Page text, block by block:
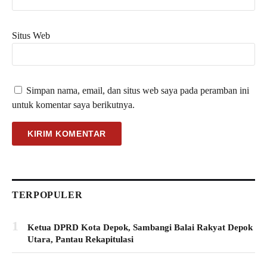
Situs Web
Simpan nama, email, dan situs web saya pada peramban ini
untuk komentar saya berikutnya.
TERPOPULER
1
Ketua DPRD Kota Depok, Sambangi Balai Rakyat Depok
Utara, Pantau Rekapitulasi